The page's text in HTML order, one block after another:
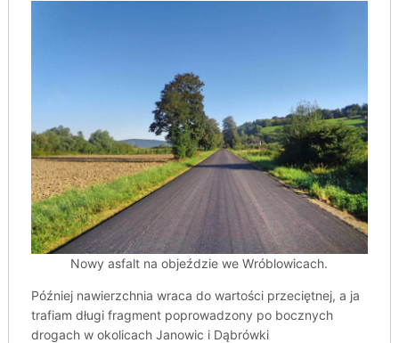
Nowy asfalt na objeździe we Wróblowicach.
Później nawierzchnia wraca do wartości przeciętnej, a ja
trafiam długi fragment poprowadzony po bocznych
drogach w okolicach Janowic i Dąbrówki